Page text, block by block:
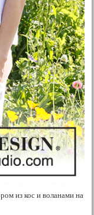
из кос и воланами на